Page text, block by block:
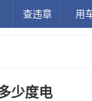
查违章 用
少度电